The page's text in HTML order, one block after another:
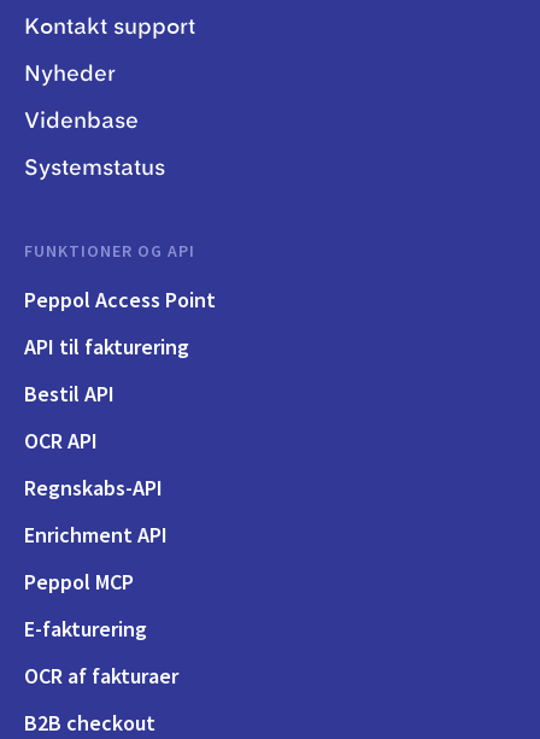
Kontakt support
Nyheder
Videnbase
Systemstatus
FUNKTIONER OG API
Peppol Access Point
API til fakturering
Bestil API
OCR API
Regnskabs-API
Enrichment API
Peppol MCP
E-fakturering
OCR af fakturaer
B2B checkout